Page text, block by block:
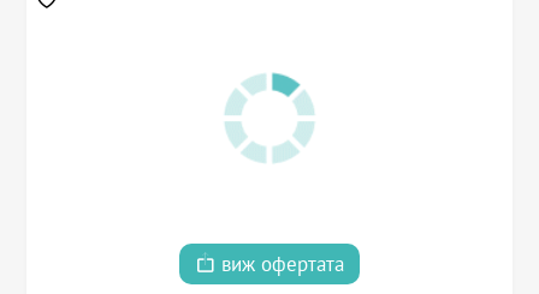
виж офертата